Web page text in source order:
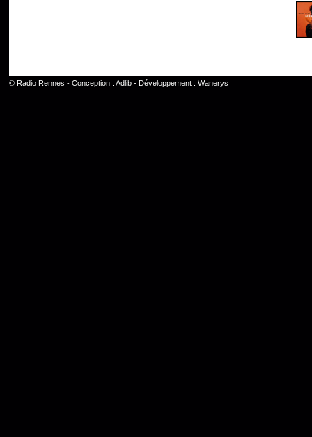
© Radio Rennes - Conception : Adlib- Développement : Wanerys